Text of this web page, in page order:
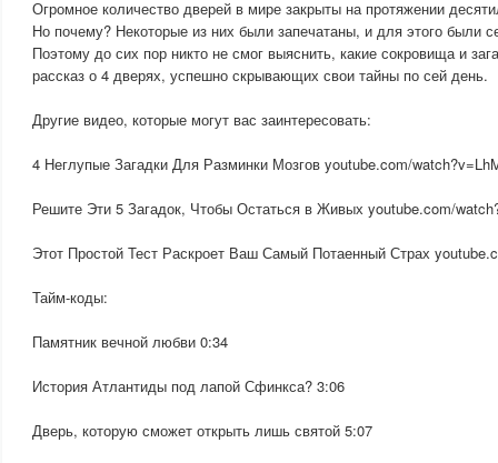
Огромное количество дверей в мире закрыты на протяжении
Но почему? Некоторые из них были запечатаны, и для этого были
Поэтому до сих пор никто не смог выяснить, какие сокровища и
рассказ о 4 дверях, успешно скрывающих свои тайны по сей день.
Другие видео, которые могут вас заинтересовать:
4 Неглупые Загадки Для Разминки Мозгов youtube.com/
Решите Эти 5 Загадок, Чтобы Остаться в Живых youtube.com/
Этот Простой Тест Раскроет Ваш Самый Потаенный Страх
Тайм-коды:
Памятник вечной любви 0:34
История Атлантиды под лапой Сфинкса? 3:06
Дверь, которую сможет открыть лишь святой 5:07